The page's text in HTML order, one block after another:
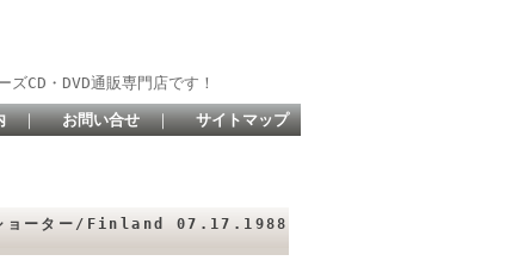
CD・DVD通販専門店です！
｜ お問い合せ ｜ サイトマップ
ョーター/Finland 07.17.1988